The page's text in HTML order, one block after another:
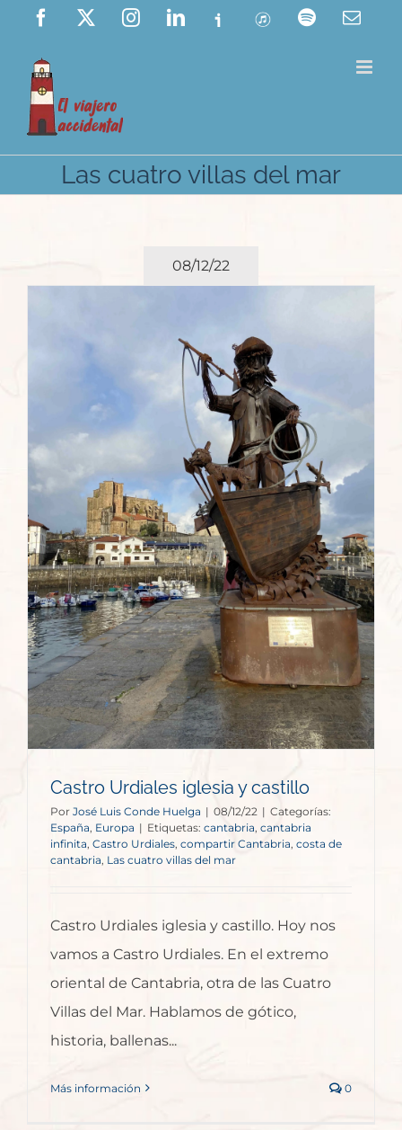
Saltar
contenido
Facebook InstagramLinkedIn
Ivoox ITunes Spotify
Las cuatro villas del mar
08/12/22
Castro Urdiales iglesia y castillo
Por José Luis Conde Huelga | 08/12/22 | Categorías:
España Europa | Etiquetas: cantabria, cantabria
infinita Castro Urdiales compartir Cantabria costa de
cantabria Las cuatro villas del mar
Castro Urdiales iglesia y castillo. Hoy nos
vamos a Castro Urdiales. En el extremo
oriental de Cantabria, otra de las Cuatro
Villas del Mar. Hablamos de gótico,
historia, ballenas...
Más información 0